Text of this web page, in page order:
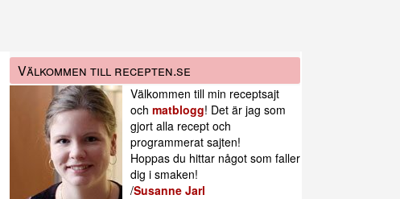
Välkommen till recepten.se
Välkommen till min receptsajt
och matblogg! Det är jag som
gjort alla recept och
programmerat sajten!
Hoppas du hittar något som faller
dig i smaken!
/Susanne Jarl